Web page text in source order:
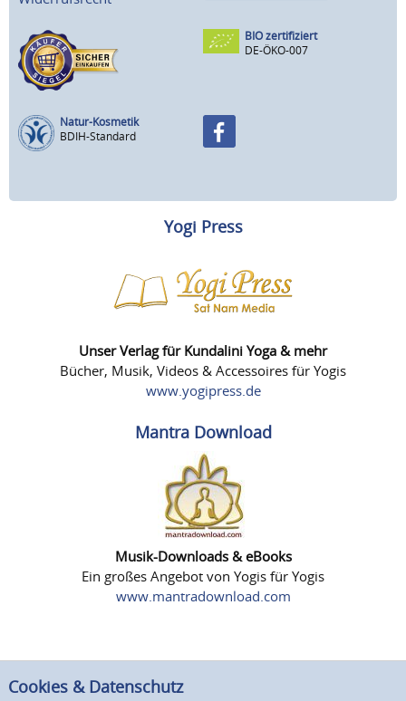
BIO zertifiziert
DE-ÖKO-007
Natur-Kosmetik
BDIH-Standard
Yogi Press
Unser Verlag für Kundalini Yoga & mehr
Bücher, Musik, Videos & Accessoires für Yogis
www.yogipress.de
Mantra Download
Musik-Downloads & eBooks
Ein großes Angebot von Yogis für Yogis
www.mantradownload.com
Cookies & Datenschutz